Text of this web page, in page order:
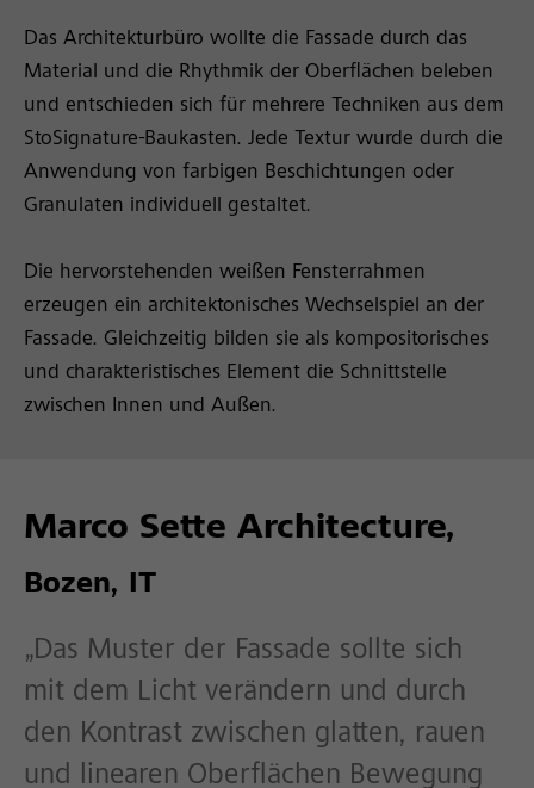
Das Architekturbüro wollte die Fassade durch das
Material und die Rhythmik der Oberflächen beleben
und entschieden sich für mehrere Techniken aus dem
StoSignature-Baukasten. Jede Textur wurde durch die
Anwendung von farbigen Beschichtungen oder
Granulaten individuell gestaltet.
Die hervorstehenden weißen Fensterrahmen
erzeugen ein architektonisches Wechselspiel an der
Fassade. Gleichzeitig bilden sie als kompositorisches
und charakteristisches Element die Schnittstelle
zwischen Innen und Außen.
Marco Sette Architecture,
Bozen, IT
„Das Muster der Fassade sollte sich
mit dem Licht verändern und durch
den Kontrast zwischen glatten, rauen
und linearen Oberflächen Bewegung